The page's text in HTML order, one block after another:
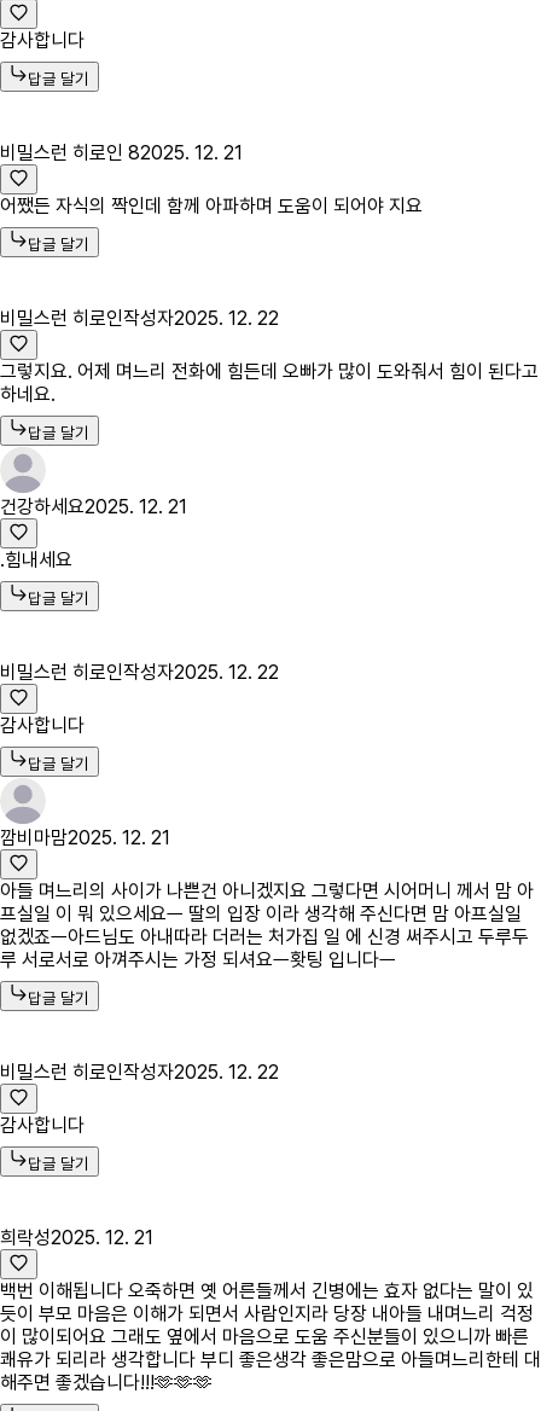
감사합니다
답글 달기
비밀스런 히로인 82025. 12. 21
어쨌든 자식의 짝인데 함께 아파하며 도움이 되어야 지요
답글 달기
비밀스런 히로인작성자2025. 12. 22
그렇지요. 어제 며느리 전화에 힘든데 오빠가 많이 도와줘서 힘이 된다고
하네요.
답글 달기
건강하세요2025. 12. 21
.힘내세요
답글 달기
비밀스런 히로인작성자2025. 12. 22
감사합니다
답글 달기
깜비마맘2025. 12. 21
아들 며느리의 사이가 나쁜건 아니겠지요 그렇다면 시어머니 께서 맘 아
프실일 이 뭐 있으세요ㅡ 딸의 입장 이라 생각해 주신다면 맘 아프실일
없겠죠ㅡ아드님도 아내따라 더러는 처가집 일 에 신경 써주시고 두루두
루 서로서로 아껴주시는 가정 되셔요ㅡ홧팅 입니다ㅡ
답글 달기
비밀스런 히로인작성자2025. 12. 22
감사합니다
답글 달기
희락성2025. 12. 21
백번 이해됩니다 오죽하면 옛 어른들께서 긴병에는 효자 없다는 말이 있
듯이 부모 마음은 이해가 되면서 사람인지라 당장 내아들 내며느리 걱정
이 많이되어요 그래도 옆에서 마음으로 도움 주신분들이 있으니까 빠른
쾌유가 되리라 생각합니다 부디 좋은생각 좋은맘으로 아들며느리한테 대
해주면 좋겠습니다!!!🫶🫶🫶